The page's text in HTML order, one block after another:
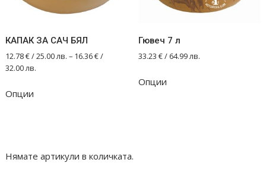
the
page
КАПАК ЗА САЧ БЯЛ
12.78€/ 25.00 лв.– 16.36€/
32.00 лв.
Опции
The
Гювеч 7 л
33.23 €/ 64.99 лв.
Опции
Нямате артикули в количката.